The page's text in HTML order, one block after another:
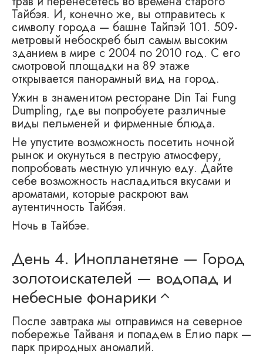
Тайбэя. И, конечно же, вы отправитесь к
символу города — башне Тайпэй 101. 509-
метровый небоскреб был самым высоким
зданием в мире с 2004 по 2010 год. С его
смотровой площадки на 89 этаже
открывается панорамный вид на город.
Ужин в знаменитом ресторане Din Tai Fung
Dumpling, где вы попробуете различные
виды пельменей и фирменные блюда.
Не упустите возможность посетить ночной
рынок и окунуться в пеструю атмосферу,
попробовать местную уличную еду. Дайте
себе возможность насладиться вкусами и
ароматами, которые раскроют вам
аутентичность Тайбэя.
Ночь в Тайбэе.
День 4. Инопланетяне — Город
золотоискателей — водопад и
небесные фонарики
После завтрака мы отправимся на северное
побережье Тайваня и попадем в Елио парк —
парк природных аномалий.